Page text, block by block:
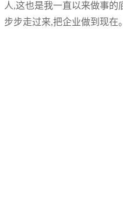
人,这也是我一直以来做事
步步走过来,把企业做到现在